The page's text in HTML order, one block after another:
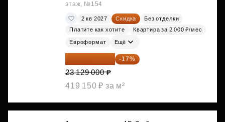
этаж, №154
2 кв 2027 Скидка
Без отделки
Платите как хотите
Квартира за 2 000 ₽/мес
Евроформат Ещё
19 197 070 ₽ -17%
23 129 000 ₽
419 150 ₽ за м²